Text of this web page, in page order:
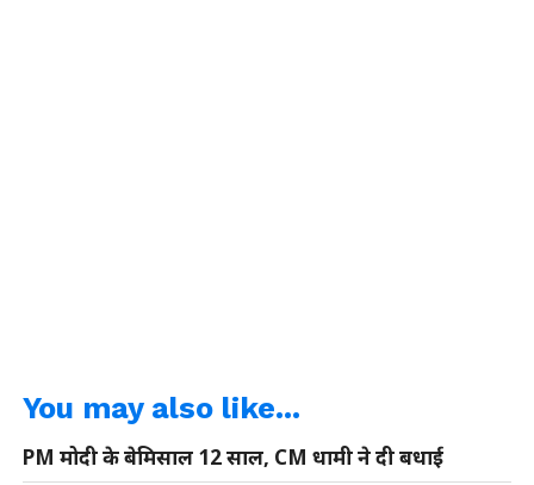
You may also like...
PM मोदी के बेमिसाल 12 साल, CM धामी ने दी बधाई